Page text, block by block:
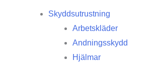
Skyddsutrustning
Arbetskläder
Andningsskydd
Hjälmar